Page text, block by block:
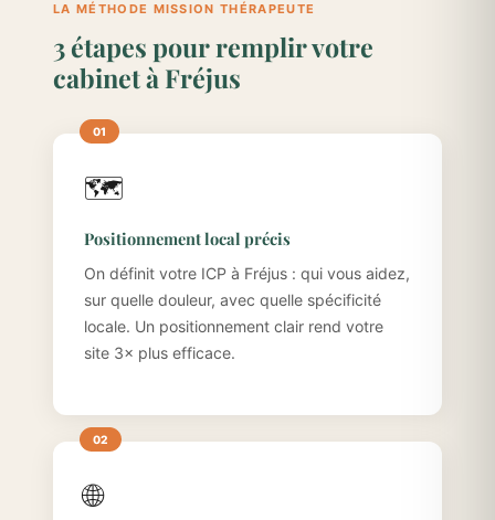
LA MÉTHODE MISSION THÉRAPEUTE
3 étapes pour remplir votre
cabinet à Fréjus
🗺️
Positionnement local précis
On définit votre ICP à Fréjus : qui vous aidez,
sur quelle douleur, avec quelle spécificité
locale. Un positionnement clair rend votre
site 3× plus efficace.
🌐